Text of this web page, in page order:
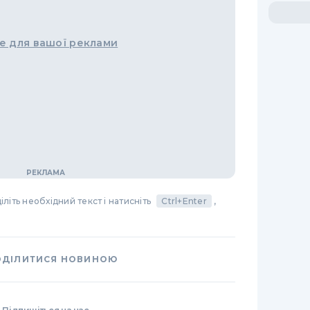
для вашої реклами
необхідний текст і натисніть Ctrl+Enter ,
НОВИНОЮ